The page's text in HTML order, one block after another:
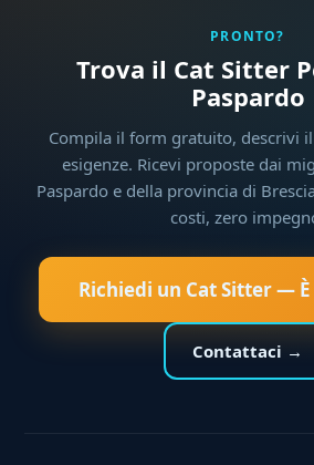
PRONTO?
Trova il Cat Sitter
Paspardo
Compila il form gratuito, descrivi
esigenze. Ricevi proposte dai
Paspardo e della provincia di
costi, zero
Richiedi un Cat Sitter —
Contattaci →